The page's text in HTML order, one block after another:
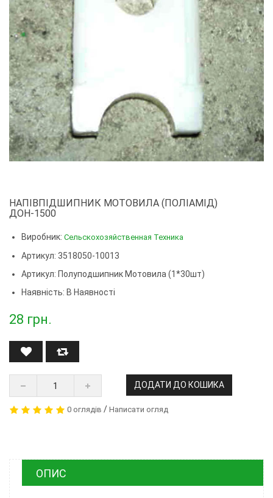
НАПІВПІДШИПНИК МОТОВИЛА (ПОЛІАМІД)
ДОН-1500
Виробник: Сельскохозяйственная Техника
Артикул: 3518050-10013
Артикул: Полуподшипник Мотовила (1*30шт)
Наявність: В Наявності
28 грн.
ДОДАТИ ДО КОШИКА
0 оглядів / Написати огляд
ОПИС